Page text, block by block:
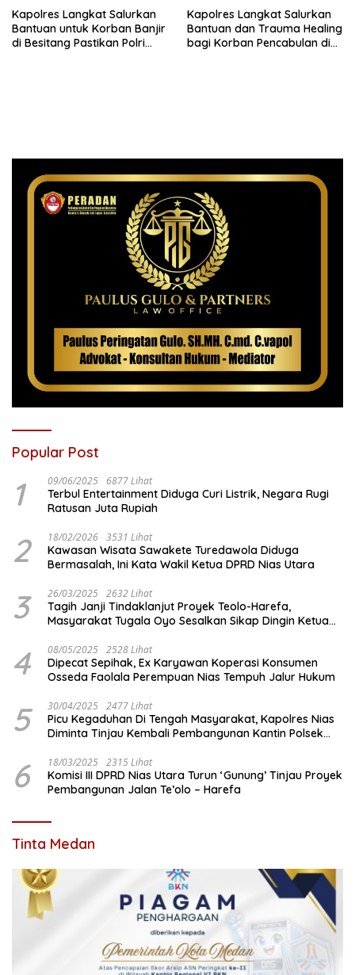
Kapolres Langkat Salurkan
Bantuan untuk Korban Banjir
di Besitang Pastikan Polri
Kapolres Langkat Salurkan
Bantuan dan Trauma Healing
bagi Korban Pencabulan di
Popular Post
1 09/06/2025 6877 Lihat
Terbul Entertainment Diduga Curi Listrik, Negara Rugi
Ratusan Juta Rupiah
2 18/02/2026 3531 Lihat
Kawasan Wisata Sawakete Turedawola Diduga
Bermasalah, Ini Kata Wakil Ketua DPRD Nias Utara
3 26/03/2025 2632 Lihat
Tagih Janji Tindaklanjut Proyek Teolo-Harefa,
Masyarakat Tugala Oyo Sesalkan Sikap Dingin Ketua
4 08/05/2025 2528 Lihat
Dipecat Sepihak, Ex Karyawan Koperasi Konsumen
Osseda Faolala Perempuan Nias Tempuh Jalur Hukum
5 30/04/2025 2477 Lihat
Picu Kegaduhan Di Tengah Masyarakat, Kapolres Nias
Diminta Tinjau Kembali Pembangunan Kantin Polsek
6 18/03/2025 2315 Lihat
Komisi III DPRD Nias Utara Turun ‘Gunung’ Tinjau Proyek
Pembangunan Jalan Te’olo – Harefa
Tinta Medan